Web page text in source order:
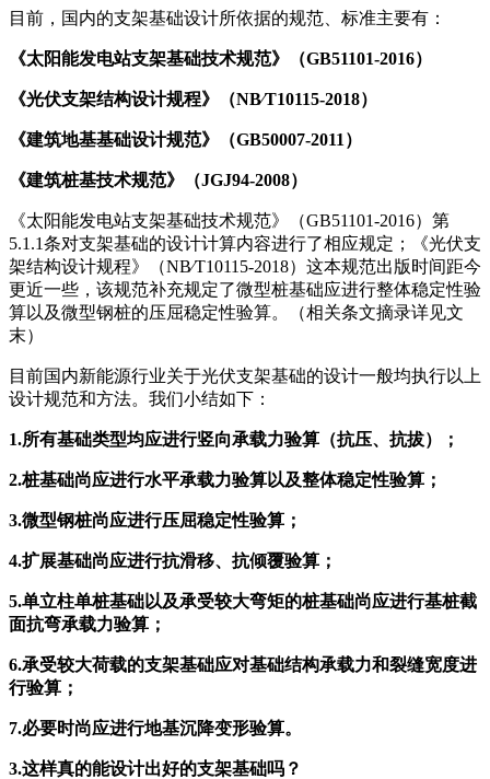
目前，国内的支架基础设计所依据的规范、标准主要有：
《太阳能发电站支架基础技术规范》（GB51101-2016）
《光伏支架结构设计规程》（NB∕T10115-2018）
《建筑地基基础设计规范》（GB50007-2011）
《建筑桩基技术规范》（JGJ94-2008）
《太阳能发电站支架基础技术规范》（GB51101-2016）第
5.1.1条对支架基础的设计计算内容进行了相应规定；《光伏支
架结构设计规程》（NB∕T10115-2018）这本规范出版时间距今
更近一些，该规范补充规定了微型桩基础应进行整体稳定性验
算以及微型钢桩的压屈稳定性验算。（相关条文摘录详见文
末）
目前国内新能源行业关于光伏支架基础的设计一般均执行以上
设计规范和方法。我们小结如下：
1.所有基础类型均应进行竖向承载力验算（抗压、抗拔）；
2.桩基础尚应进行水平承载力验算以及整体稳定性验算；
3.微型钢桩尚应进行压屈稳定性验算；
4.扩展基础尚应进行抗滑移、抗倾覆验算；
5.单立柱单桩基础以及承受较大弯矩的桩基础尚应进行基桩截
面抗弯承载力验算；
6.承受较大荷载的支架基础应对基础结构承载力和裂缝宽度进
行验算；
7.必要时尚应进行地基沉降变形验算。
3.这样真的能设计出好的支架基础吗？